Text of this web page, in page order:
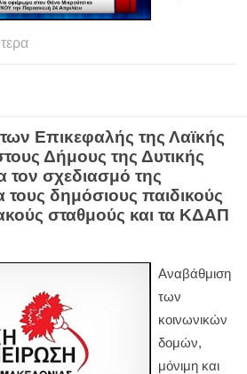
Επικεφαλής της Λαϊκής
Δήμους της Δυτικής
τον σχεδιασμό της
τους δημόσιους παιδικούς
σταθμούς και τα ΚΔΑΠ
Αναβάθμιση
των
κοινωνικών
δομών,
μόνιμη και